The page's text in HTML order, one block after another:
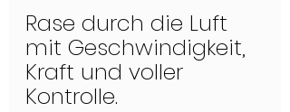
Rase durch die Luft
mit Geschwindigkeit,
Kraft und voller
Kontrolle.